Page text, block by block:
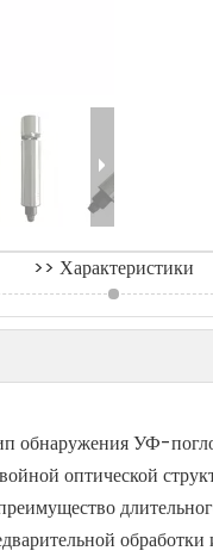
>> Характеристики
обнаружения УФ-
оптической